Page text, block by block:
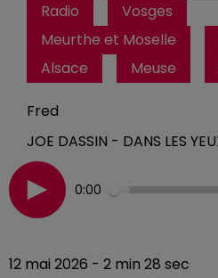
Radio
Vosges
Meurthe et Moselle
Alsace
Meuse
Fred
JOE DASSIN - DANS LES
0:00
12 mai 2026 - 2 min 28 sec